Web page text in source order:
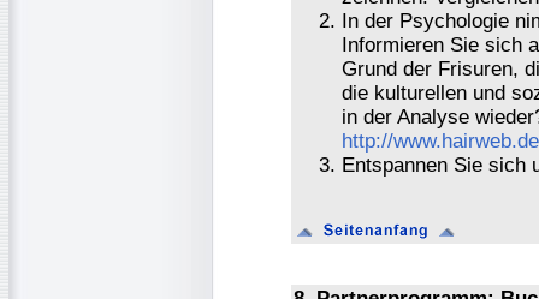
In der Psychologie
Informieren Sie sich
Grund der Frisuren,
die kulturellen und
in der Analyse
http://
Entspannen Sie sich